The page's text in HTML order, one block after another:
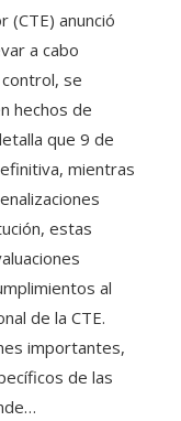
(CTE) anunció
a cabo
se
hechos de
que 9 de
mientras
estas
al
de la CTE.
importantes,
de las